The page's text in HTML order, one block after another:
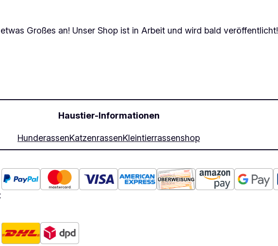
Großes an! Unser Shop ist in Arbeit und wird bald veröffentlicht!
Haustier-Informationen
HunderassenKatzenrassenKleintierrassenshop